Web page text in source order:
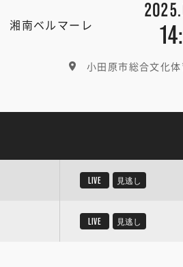
湘南ベルマーレ
小田原市総合文化体
LIVE 見逃し
LIVE 見逃し